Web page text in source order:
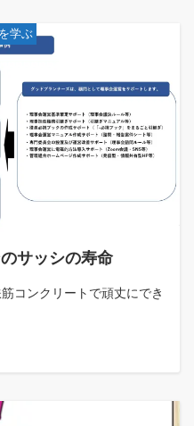
学ぶ
サッシの寿命
コンクリートで頑丈にでき